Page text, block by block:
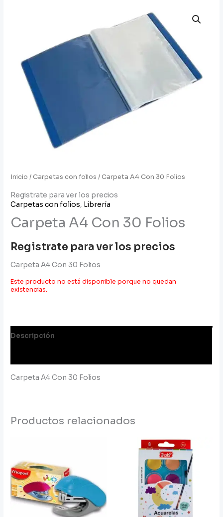
Inicio / Carpetas con folios / Carpeta A4 Con 30 Folios
Registrate para ver los precios
Carpetas con folios, Librería
Carpeta A4 Con 30 Folios
Registrate para ver los precios
Carpeta A4 Con 30 Folios
Este producto no está disponible porque no quedan
existencias.
Descripción
Carpeta A4 Con 30 Folios
Productos relacionados